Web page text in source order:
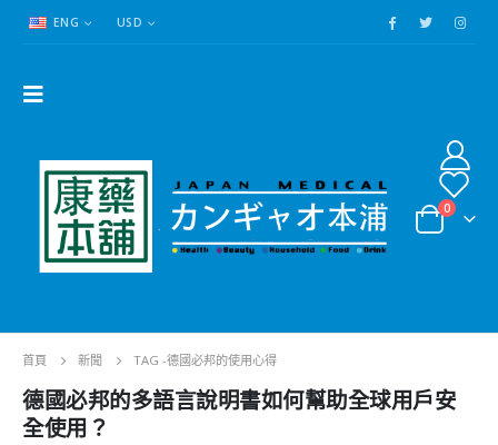
ENG USD
0
首頁 新聞 TAG -德國必邦的使用心得
德國必邦的多語言說明書如何幫助全球用戶安
全使用？